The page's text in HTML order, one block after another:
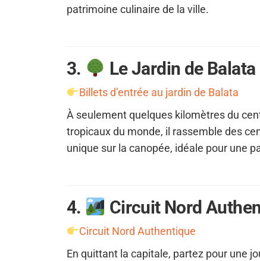
patrimoine culinaire de la ville.
3. Le Jardin de Balata
Billets d’entrée au jardin de Balata
À seulement quelques kilomètres du
tropicaux du monde, il rassemble des
unique sur la canopée, idéale pour une
4. Circuit Nord
Circuit Nord Authentique
En quittant la capitale, partez pour une